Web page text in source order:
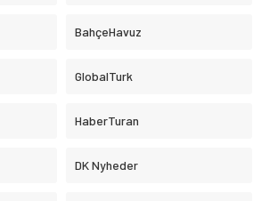
BahçeHavuz
GlobalTurk
HaberTuran
DK Nyheder